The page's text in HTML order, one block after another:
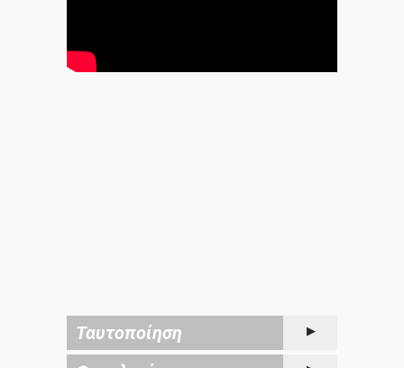
Ταυτοποίηση